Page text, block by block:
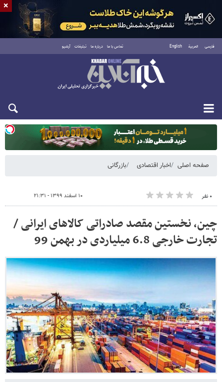
فارسی العربية English تماس با ما درباره ما تبلیغات آرشیو
یکشنبه ۱۸ مرداد ۱۴۰۵
صفحه اصلی اخبار اقتصادی بازرگانی
۰ نفر ۱۰ اسفند ۱۳۹۹ - ۲۱:۳۱
چین، نخستین مقصد صادراتی کالاهای ایرانی /
تجارت خارجی 6.8 میلیاردی در بهمن 99
×